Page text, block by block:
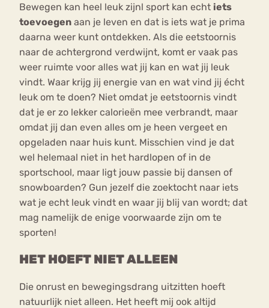
Bewegen kan heel leuk zijnl sport kan echt iets
toevoegen aan je leven en dat is iets wat je prima
daarna weer kunt ontdekken. Als die eetstoornis
naar de achtergrond verdwijnt, komt er vaak pas
weer ruimte voor alles wat jij kan en wat jij leuk
vindt. Waar krijg jij energie van en wat vind jij écht
leuk om te doen? Niet omdat je eetstoornis vindt
dat je er zo lekker calorieën mee verbrandt, maar
omdat jij dan even alles om je heen vergeet en
opgeladen naar huis kunt. Misschien vind je dat
wel helemaal niet in het hardlopen of in de
sportschool, maar ligt jouw passie bij dansen of
snowboarden? Gun jezelf die zoektocht naar iets
wat je echt leuk vindt en waar jij blij van wordt; dat
mag namelijk de enige voorwaarde zijn om te
sporten!
HET HOEFT NIET ALLEEN
Die onrust en bewegingsdrang uitzitten hoeft
natuurlijk niet alleen. Het heeft mij ook altijd